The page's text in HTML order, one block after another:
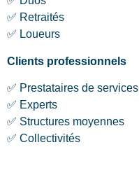
✅ Retraités
✅ Loueurs
Clients professionnels
✅ Prestataires de services
✅ Experts
✅ Structures moyennes
✅ Collectivités